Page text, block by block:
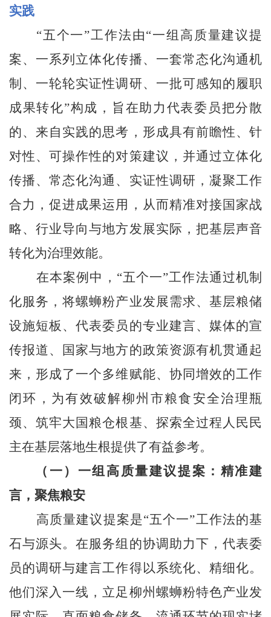
实践
“五个一”工作法由“一组高质量建议提
案、一系列立体化传播、一套常态化沟通机
制、一轮轮实证性调研、一批可感知的履职
成果转化”构成，旨在助力代表委员把分散
的、来自实践的思考，形成具有前瞻性、针
对性、可操作性的对策建议，并通过立体化
传播、常态化沟通、实证性调研，凝聚工作
合力，促进成果运用，从而精准对接国家战
略、行业导向与地方发展实际，把基层声音
转化为治理效能。
在本案例中，“五个一”工作法通过机制
化服务，将螺蛳粉产业发展需求、基层粮储
设施短板、代表委员的专业建言、媒体的宣
传报道、国家与地方的政策资源有机贯通起
来，形成了一个多维赋能、协同增效的工作
闭环，为有效破解柳州市粮食安全治理瓶
颈、筑牢大国粮仓根基、探索全过程人民民
主在基层落地生根提供了有益参考。
（一）一组高质量建议提案：精准建
言，聚焦粮安
高质量建议提案是“五个一”工作法的基
石与源头。在服务组的协调助力下，代表委
员的调研与建言工作得以系统化、精细化。
他们深入一线，立足柳州螺蛳粉特色产业发